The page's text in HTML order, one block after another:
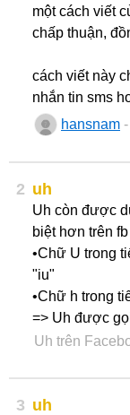
một cách viết
chấp thuận,
cách viết này
nhắn tin sms
hansnam
2 uh
Uh còn được
biệt hơn trên fb
•Chữ U trong
"iu"
•Chữ h trong
=> Uh được
Uh trên
3 uh